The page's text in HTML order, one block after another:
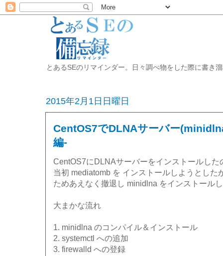
とあるSEのリマインダー。日々調べ物をした際に書き
2015年2月1日日曜日
CentOS7でDLNAサーバー
編-
CentOS7にDLNAサーバーをインストールした
当初 mediatomb を インストールしようとした
ためあえなく撤退し minidlna をインストール
大まかな流れ
1. minidlna のコンパイル＆インストール
2. systemctl への追加
3. firewalld への登録